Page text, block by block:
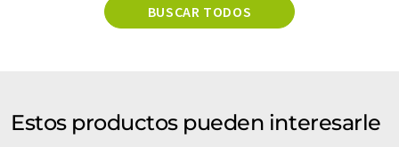
BUSCAR TODOS
Estos productos pueden interesarle